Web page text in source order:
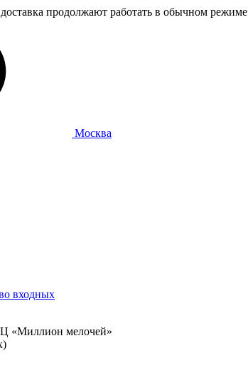
продолжают работать в обычном режиме
Москва
входных
«Миллион мелочей»